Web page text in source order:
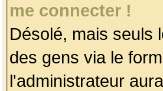
me connecter !
Désolé, mais seuls
des gens via le
l'administrateur